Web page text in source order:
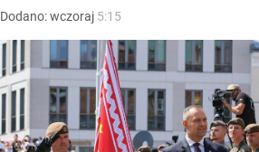
Dodano:wczoraj 5:15